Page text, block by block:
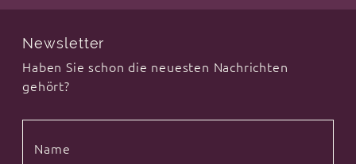
Newsletter
Haben Sie schon die neuesten Nachrichten
gehört?